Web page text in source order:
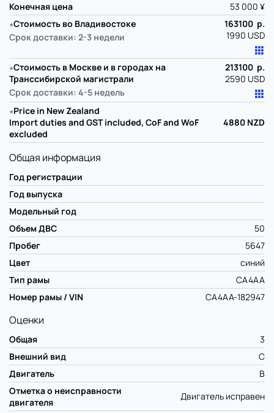
Конечная цена
53 000 ¥
∗Стоимость во Владивостоке
Срок доставки: 2-3 недели
163100 р.
1990 USD
∗Стоимость в Москве и в городах на
Транссибирской магистрали
Срок доставки: 4-5 недель
213100 р.
2590 USD
∗Price in New Zealand
Import duties and GST included, CoF and WoF
excluded
4880 NZD
Общая информация
Год регистрации
Год выпуска
Модельный год
Объем ДВС
50
Пробег
5647
Цвет
синий
Тип рамы
CA4AA
Номер рамы / VIN
CA4AA-182947
Оценки
Общая
3
Внешний вид
C
Двигатель
B
Отметка о неисправности
двигателя
Двигатель исправен